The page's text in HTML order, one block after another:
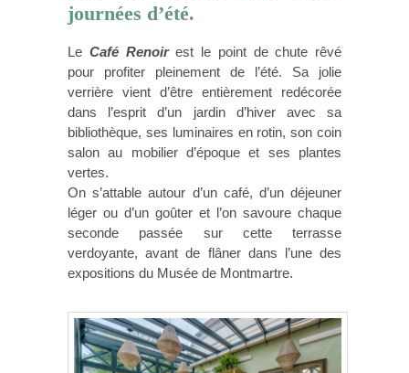
journées d’été.
Le Café Renoir est le point de chute rêvé
pour profiter pleinement de l’été. Sa jolie
verrière vient d’être entièrement redécorée
dans l’esprit d’un jardin d’hiver avec sa
bibliothèque, ses luminaires en rotin, son coin
salon au mobilier d’époque et ses plantes
vertes.
On s’attable autour d’un café, d’un déjeuner
léger ou d’un goûter et l’on savoure chaque
seconde passée sur cette terrasse
verdoyante, avant de flâner dans l’une des
expositions du Musée de Montmartre.